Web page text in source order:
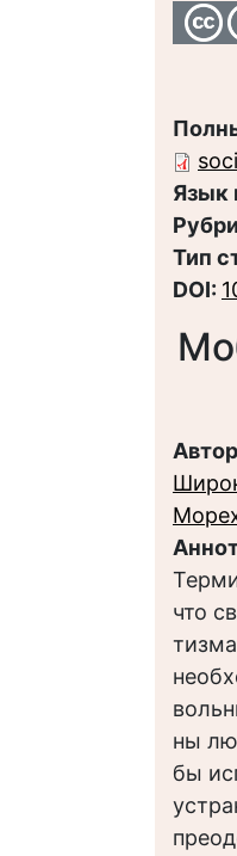
Язык
Тип
DOI:
что
ны
бы